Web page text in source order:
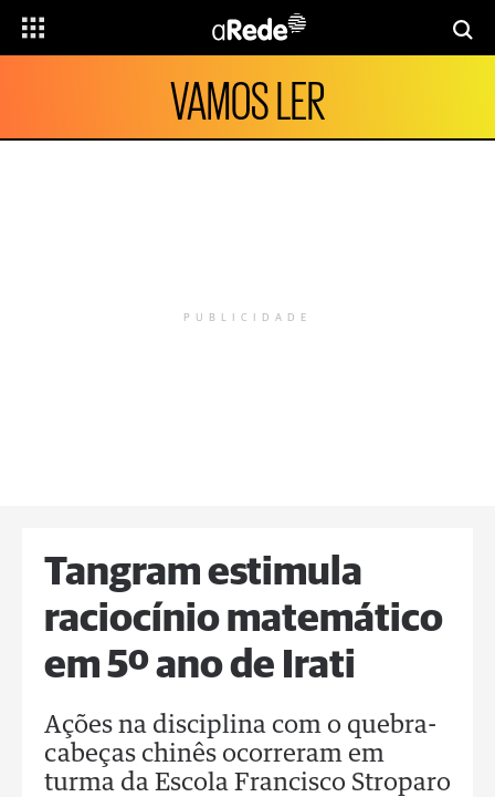
VAMOS LER
PUBLICIDADE
Tangram estimula
raciocínio matemático
em 5º ano de Irati
Ações na disciplina com o quebra-
cabeças chinês ocorreram em
turma da Escola Francisco Stroparo